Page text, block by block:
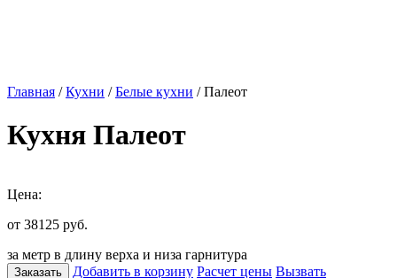
Главная /Кухни /Белые кухни / Палеот
Кухня Палеот
Цена:
от 38125 руб.
за метр в длину верха и низа гарнитура
Заказать Добавить в корзину Расчет цены Вызвать